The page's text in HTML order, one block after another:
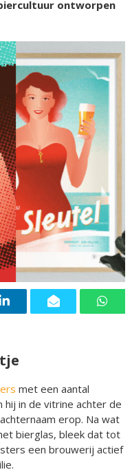
ontworpen
met een aantal
hij in de vitrine achter de
erop. Na wat
bierglas, bleek dat tot
een brouwerij actief